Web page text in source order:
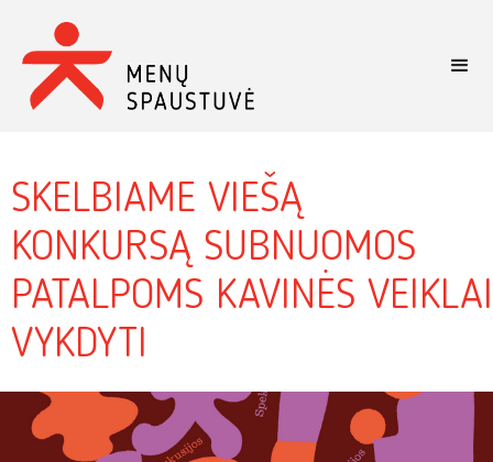
SKELBIAME VIEŠĄ
KONKURSĄ SUBNUOMOS
PATALPOMS KAVINĖS VEIKLAI
VYKDYTI